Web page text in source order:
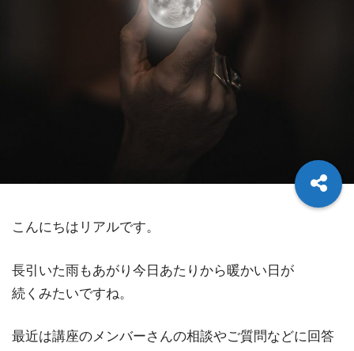
こんにちはリアルです。
長引いた雨もあがり今日あたりから暖かい日が
続くみたいですね。
最近は講座のメンバーさんの相談やご質問などに回答